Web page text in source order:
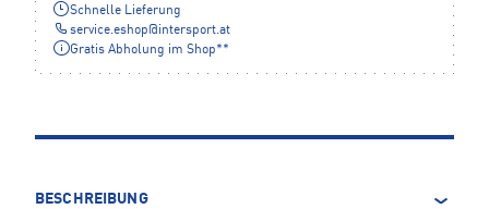
Schnelle Lieferung
service.eshop@ intersport.at
Gratis Abholung im Shop**
BESCHREIBUNG